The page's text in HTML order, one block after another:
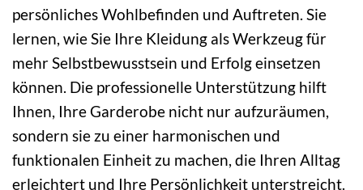
persönliches Wohlbefinden und Auftreten. Sie
lernen, wie Sie Ihre Kleidung als Werkzeug für
mehr Selbstbewusstsein und Erfolg einsetzen
können. Die professionelle Unterstützung hilft
Ihnen, Ihre Garderobe nicht nur aufzuräumen,
sondern sie zu einer harmonischen und
funktionalen Einheit zu machen, die Ihren Alltag
erleichtert und Ihre Persönlichkeit unterstreicht.